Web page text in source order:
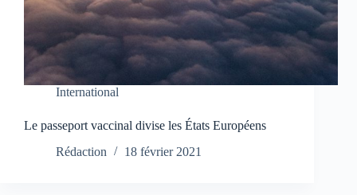
International
Le passeport vaccinal divise les États Européens
Rédaction
18 février 2021